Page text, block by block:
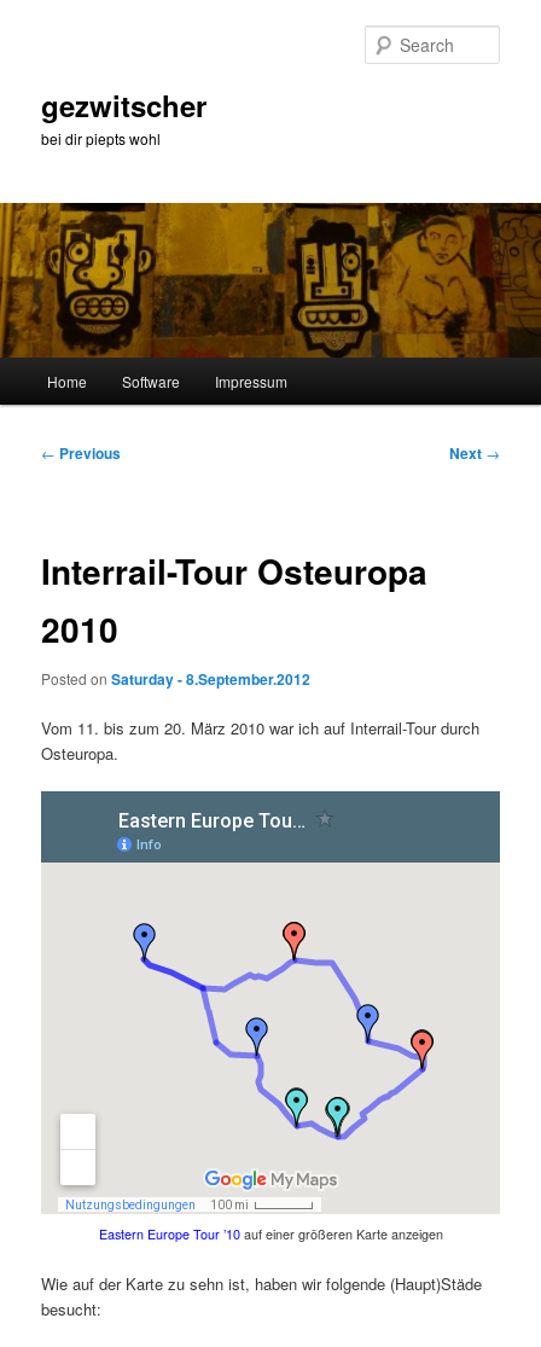
gezwitscher
bei dir piepts wohl
Home Software Impressum
Post
← Previous Next →
Interrail-Tour Osteuropa
2010
Posted onSaturday - 8.September.2012
Vom 11. bis zum 20. März 2010 war ich auf Interrail-Tour durch
Osteuropa.
Eastern Europe Tour ’10auf einer größeren Karte anzeigen
Wie auf der Karte zu sehn ist, haben wir folgende (Haupt)Städe
besucht: